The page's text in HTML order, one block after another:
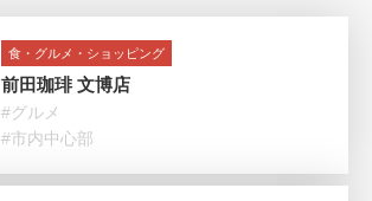
食・グルメ・ショッピング
前田珈琲 文博店
#グルメ
#市内中心部